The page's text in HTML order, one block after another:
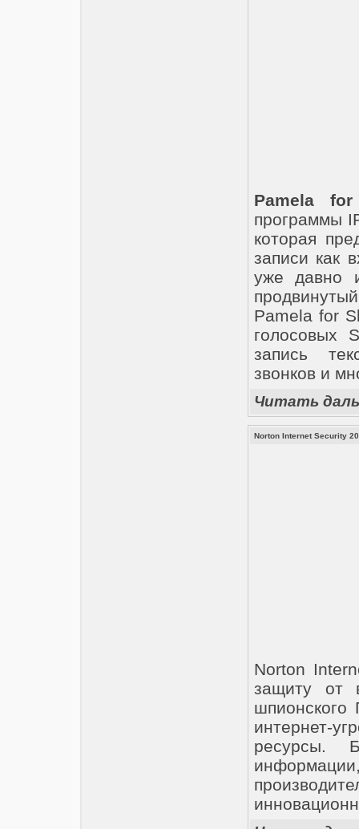
Pamela
программы
которая
записи как
уже давно
Pamela for
голосовых
запись
звонков и
Читать
Norton Internet Security
Norton
защиту от
шпионского
интернет-
ресурсы.